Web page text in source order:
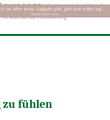
zu fühlen